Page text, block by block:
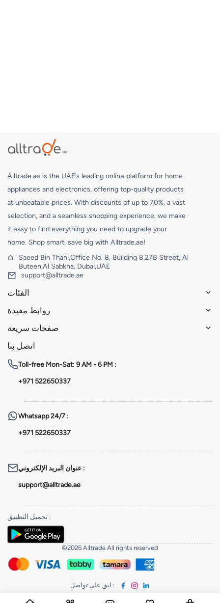
Alltrade.ae is the UAE’s leading online platform for home
appliances and electronics, offering top-quality products
at unbeatable prices. With discounts of up to 70%, a vast
selection, and a seamless shopping experience, we make
it easy to find everything you need to upgrade your
home. Shop smart, save big with Alltrade.ae!
Saeed Bin Thani,Office No. 8, Building 8,27B Street, Al
Buteen,Al Sabkha, Dubai,UAE
support@alltrade.ae
الفئات
روابط مفيدة
صفحات سريعة
اتصل بنا
Toll-free Mon-Sat: 9 AM - 6 PM :
+971 522650337
Whatsapp24/7 :
+971 522650337
عنوان البريد الإلكتروني :
support@alltrade.ae
تحميل التطبيق :
©2026 Alltrade All rights reserved
ابق على تواصل :